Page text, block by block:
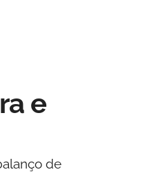
e
de